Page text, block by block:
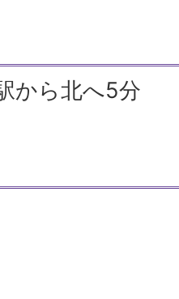
から北へ5分